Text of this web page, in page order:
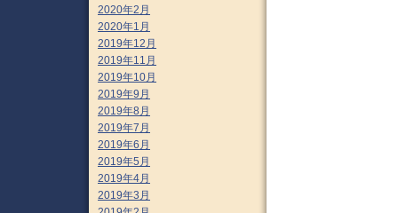
2020年2月
2020年1月
2019年12月
2019年11月
2019年10月
2019年9月
2019年8月
2019年7月
2019年6月
2019年5月
2019年4月
2019年3月